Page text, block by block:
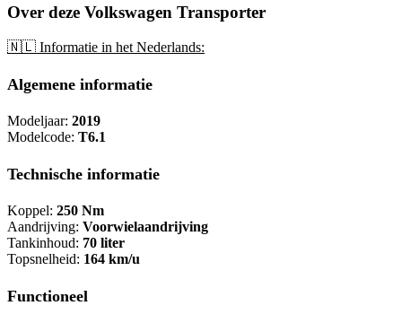
Over deze Volkswagen Transporter
🇳🇱 Informatie in het Nederlands:
Algemene informatie
Modeljaar: 2019
Modelcode: T6.1
Technische informatie
Koppel: 250 Nm
Aandrijving: Voorwielaandrijving
Tankinhoud: 70 liter
Topsnelheid: 164 km/u
Functioneel